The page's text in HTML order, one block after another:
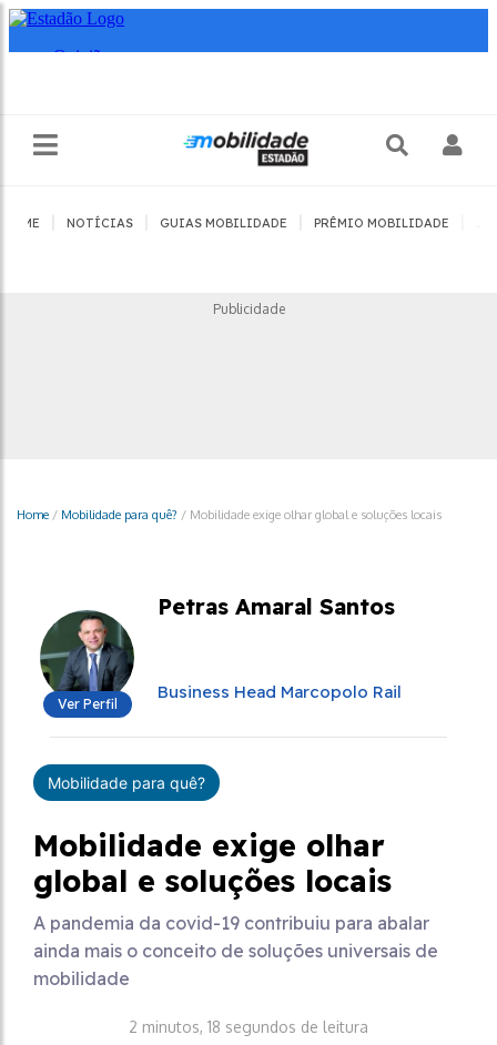
HOME NOTÍCIAS GUIAS MOBILIDADE PRÊMIO MOBILIDADE
Publicidade
Home / Mobilidade para quê? / Mobilidade exige olhar global e soluções locais
Ver Perfil
Petras Amaral Santos
Business Head Marcopolo Rail
Mobilidade para quê?
Mobilidade exige olhar
global e soluções locais
A pandemia da covid-19 contribuiu para abalar
ainda mais o conceito de soluções universais de
mobilidade
2 minutos, 18 segundos de leitura